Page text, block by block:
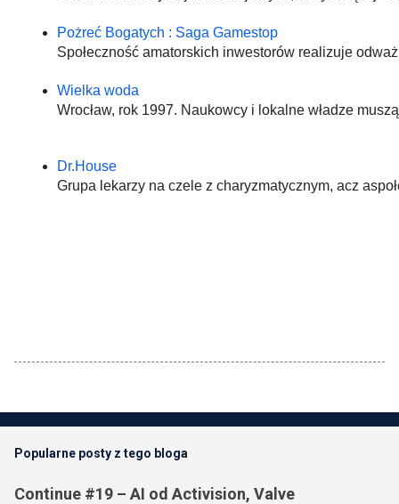
Pożreć Bogatych : Saga Gamestop
Społeczność amatorskich inwestorów realizuje
Wielka woda
Wrocław, rok 1997. Naukowcy i lokalne władze
Dr.House
Grupa lekarzy na czele z charyzmatycznym, acz
Popularne posty z tego bloga
Continue #19 – AI od Activision, Valve